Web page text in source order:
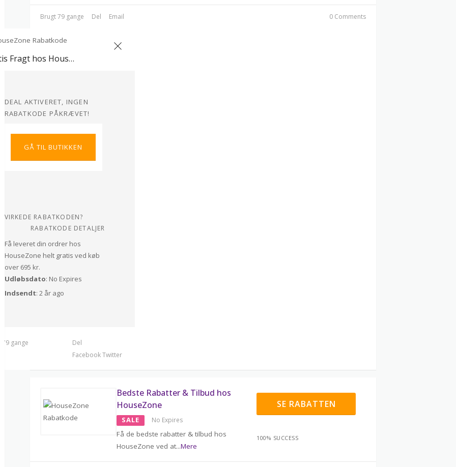
Brugt 79 gange Del Email 0 Comments
Gratis Fragt hos HouseZone
DEAL AKTIVERET, INGEN
RABATKODE PÅKRÆVET!
GÅ TIL BUTIKKEN
VIRKEDE RABATKODEN?
RABATKODE DETALJER
Få leveret din ordrer hos
HouseZone helt gratis ved køb
over 695 kr.
Udløbsdato: No Expires
Indsendt: 2 år ago
gange
Del
FacebookTwitter
Bedste Rabatter & Tilbud hos
HouseZone
SALE No Expires
Få de bedste rabatter & tilbud hos
HouseZone ved at...Mere
SE RABATTEN
100% SUCCESS